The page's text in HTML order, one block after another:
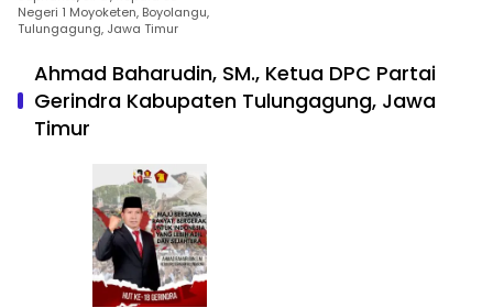
Negeri 1 Moyoketen, Boyolangu,
Tulungagung, Jawa Timur
Ahmad Baharudin, SM., Ketua DPC Partai
Gerindra Kabupaten Tulungagung, Jawa
Timur